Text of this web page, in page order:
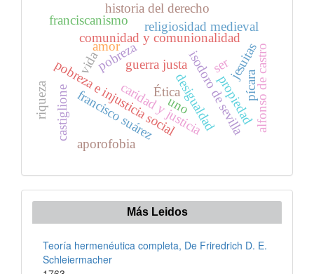
desigualdad
pobreza
caridad y justicia
comunidad y comunionalidad
isodoro de sevilla
pobreza e injusticia social
religiosidad medieval
propiedadalfonso de castro
franciscanismo
francisco suárez
guerra justa jesuitas
historia del derecho
amor
castiglione pícara
riqueza
ser
uno
vida
aporofobia
Ética
Más Leidos
Teoría hermenéutica completa, De Friredrich D. E.
Schleiermacher